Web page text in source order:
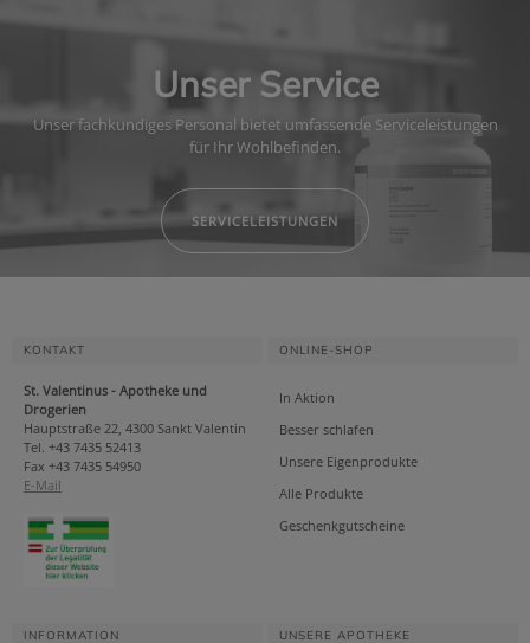
Unser Service
Unser fachkundiges Personal bietet umfassende Serviceleistungen
für Ihr Wohlbefinden.
SERVICELEISTUNGEN
KONTAKT
St. Valentinus - Apotheke und
Drogerien
Hauptstraße 22, 4300 Sankt Valentin
Tel. +43 7435 52413
Fax +43 7435 54950
E-Mail
ONLINE-SHOP
In Aktion
Besser schlafen
Unsere Eigenprodukte
Alle Produkte
Geschenkgutscheine
INFORMATION UNSERE APOTHEKE